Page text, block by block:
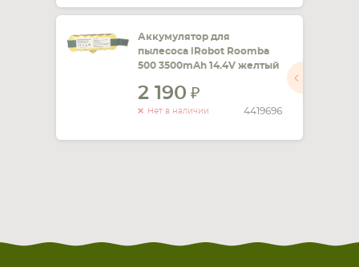
Аккумулятор для
пылесоса iRobot Roomba
500 3500mAh 14.4V желтый
2 190
Нет в наличии 4419696